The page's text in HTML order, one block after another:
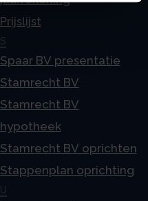
Prijslijst
S
Spaar BV presentatie
Stamrecht BV
Stamrecht BV
hypotheek
Stamrecht BV oprichten
Stappenplan oprichting
U